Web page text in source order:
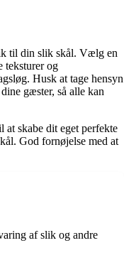
til din slik skål. Vælg en
teksturer og
Husk at tage hensyn
gæster, så alle kan
at skabe dit eget perfekte
God fornøjelse med at
af slik og andre